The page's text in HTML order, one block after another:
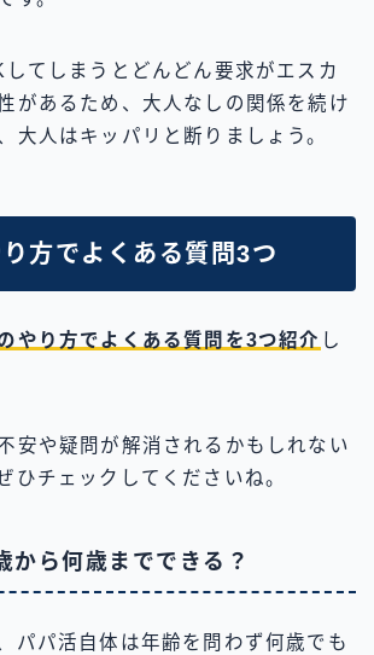
てしまうとどんどん要求がエスカ
があるため、大人なしの関係を続け
大人はキッパリと断りましょう。
方でよくある質問3つ
やり方でよくある質問を3つ紹介 し
安や疑問が解消されるかもしれない
ひチェックしてくださいね。
から何歳までできる？
パパ活自体は年齢を問わず何歳でも